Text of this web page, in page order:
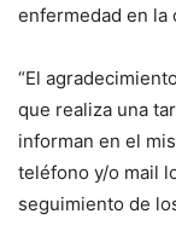
enfermedad en la
“El
que realiza una
informan en el
teléfono y/o mail
seguimiento de